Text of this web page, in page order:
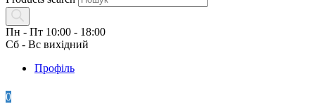
Пн - Пт 10:00 - 18:00
Сб - Вс вихідний
Профіль
0